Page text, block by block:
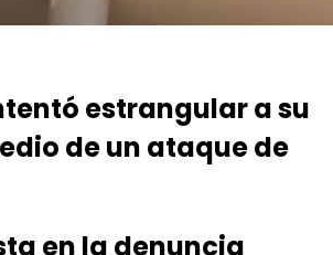
estrangular a su
de un ataque de
en la denuncia